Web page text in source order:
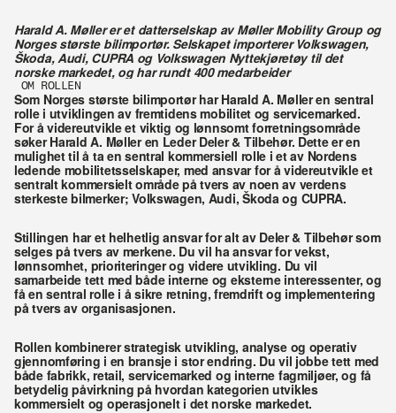
Harald A. Møller er et datterselskap av Møller Mobility Group og
Norges største bilimportør. Selskapet importerer Volkswagen,
Škoda, Audi, CUPRA og Volkswagen Nyttekjøretøy til det
norske markedet, og har rundt 400 medarbeider
OM ROLLEN
Som Norges største bilimportør har Harald A. Møller en sentral
rolle i utviklingen av fremtidens mobilitet og servicemarked.
For å videreutvikle et viktig og lønnsomt forretningsområde
søker Harald A. Møller en Leder Deler & Tilbehør. Dette er en
mulighet til å ta en sentral kommersiell rolle i et av Nordens
ledende mobilitetsselskaper, med ansvar for å videreutvikle et
sentralt kommersielt område på tvers av noen av verdens
sterkeste bilmerker; Volkswagen, Audi, Škoda og CUPRA.
Stillingen har et helhetlig ansvar for alt av Deler & Tilbehør som
selges på tvers av merkene. Du vil ha ansvar for vekst,
lønnsomhet, prioriteringer og videre utvikling. Du vil
samarbeide tett med både interne og eksterne interessenter, og
få en sentral rolle i å sikre retning, fremdrift og implementering
på tvers av organisasjonen.
Rollen kombinerer strategisk utvikling, analyse og operativ
gjennomføring i en bransje i stor endring. Du vil jobbe tett med
både fabrikk, retail, servicemarked og interne fagmiljøer, og få
betydelig påvirkning på hvordan kategorien utvikles
kommersielt og operasjonelt i det norske markedet.